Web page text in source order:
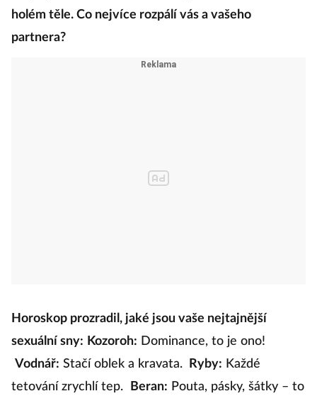
holém těle. Co nejvíce rozpálí vás a vašeho
partnera?
Horoskop prozradil, jaké jsou vaše nejtajnější
sexuální sny: Kozoroh: Dominance, to je ono!
Vodnář: Stačí oblek a kravata. Ryby: Každé
tetování zrychlí tep.
Beran: Pouta, pásky, šátky – to